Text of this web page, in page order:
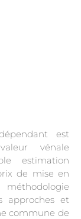
est
vénale
estimation
de mise en
approches et
commune de